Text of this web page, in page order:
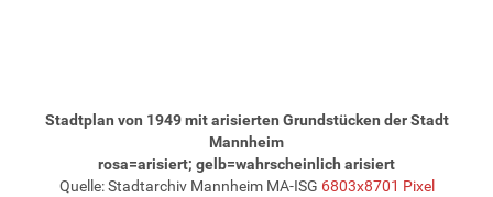
Stadtplan von 1949 mit arisierten Grundstücken der Stadt
Mannheim
rosa=arisiert; gelb=wahrscheinlich arisiert
Quelle: Stadtarchiv Mannheim MA-ISG 6803x8701 Pixel